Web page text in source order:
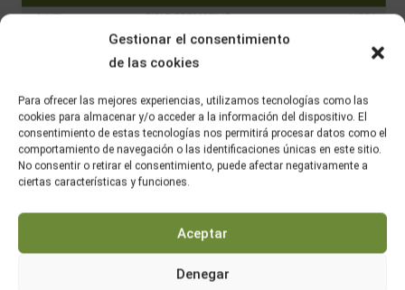
Gestionar el consentimiento
de las cookies
Para ofrecer las mejores experiencias, utilizamos tecnologías como las
cookies para almacenar y/o acceder a la información del dispositivo. El
consentimiento de estas tecnologías nos permitirá procesar datos como el
comportamiento de navegación o las identificaciones únicas en este sitio.
No consentir o retirar el consentimiento, puede afectar negativamente a
ciertas características y funciones.
Aceptar
Denegar